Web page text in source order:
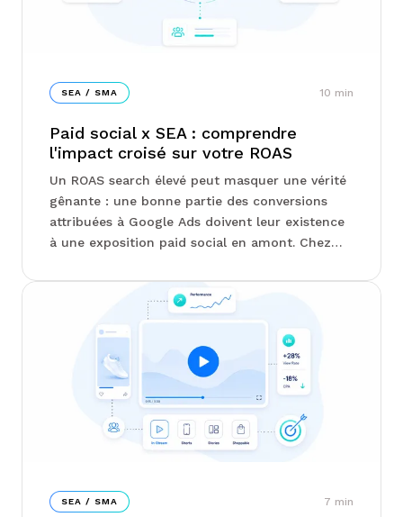
SEA / SMA 10 min
Paid social x SEA : comprendre
l'impact croisé sur votre ROAS
Un ROAS search élevé peut masquer une vérité
gênante : une bonne partie des conversions
attribuées à Google Ads doivent leur existence
à une exposition paid social en amont. Chez
ROAS combiné sans double comptage, quels
tests d'incrémentalité révèlent la vraie
contribution de chaque canal, et pourquoi
arbitrer budget par budget appauvrit la
performance globale...
SEA / SMA 7 min